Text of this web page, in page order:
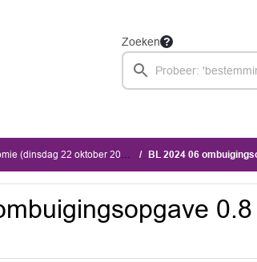
Zoeken
(dinsdag 22 oktober 2024) BL 2024 06